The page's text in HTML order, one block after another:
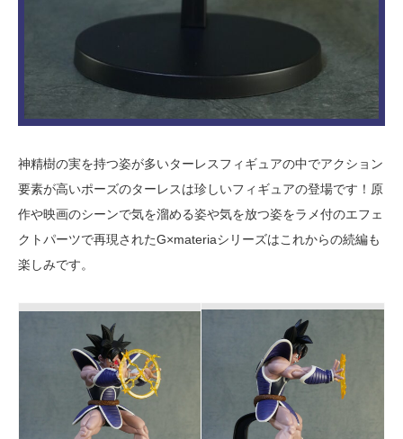
神精樹の実を持つ姿が多いターレスフィギュアの中でアクション
要素が高いポーズのターレスは珍しいフィギュアの登場です！原
作や映画のシーンで気を溜める姿や気を放つ姿をラメ付のエフェ
クトパーツで再現されたG×materiaシリーズはこれからの続編も
楽しみです。